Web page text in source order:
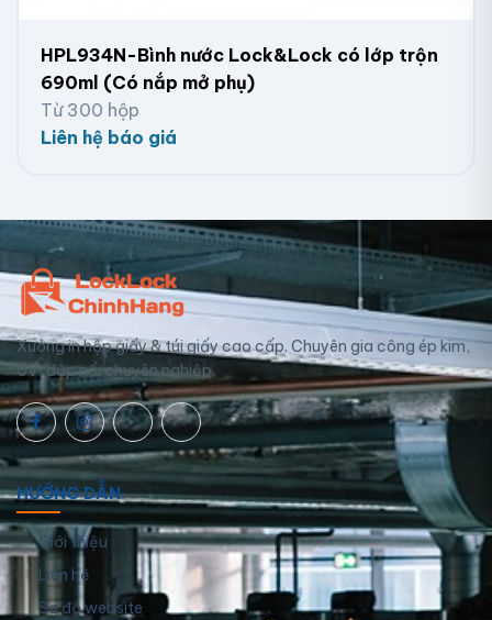
HPL934N-Bình nước Lock&Lock có lớp trộn
690ml (Có nắp mở phụ)
Từ 300 hộp
Liên hệ báo giá
Xưởng in hộp giấy & túi giấy cao cấp. Chuyên gia công ép kim,
UV, dập nổi chuyên nghiệp.
HƯỚNG DẪN
Giới thiệu
Liên hệ
Sơ đồ website